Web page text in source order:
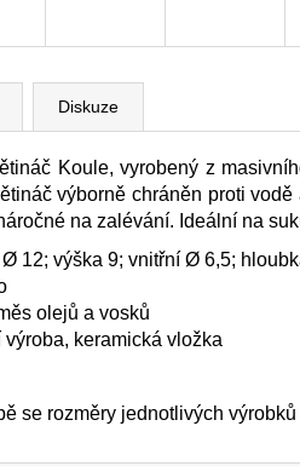
Diskuze
Koule, vyrobený z
výborně chráněn proti
na zalévání. Ideální na
12; výška 9; vnitřní Ø 6,5;
olejů a vosků
výroba, keramická vložka
se rozměry jednotlivých